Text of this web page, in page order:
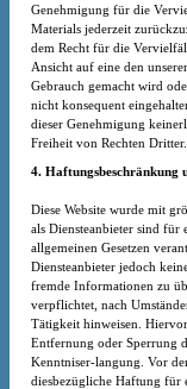
Genehmigung für die
Materials jederzeit
dem Recht für die
Ansicht auf eine den
Gebrauch gemacht wird
nicht konsequent
dieser Genehmigung
Freiheit von Rechten Dritter.
4. Haftungsbeschränkung
Diese Website wurde mit
als Diensteanbieter sind für
allgemeinen Gesetzen
Diensteanbieter jedoch
fremde Informationen zu
verpflichtet, nach
Tätigkeit hinweisen.
Entfernung oder Sperrung
Kenntniser-langung. Vor
diesbezügliche Haftung für